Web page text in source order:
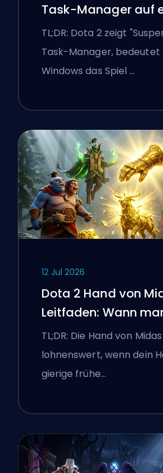
Task-Manager auf
Windows-Laptop
ist
TL;DR: Dota 2 zeigt
Task-Manager, bedeutet
Windows das Spiel …
12 Jul 2026
Dota 2 Hand von
Leitfaden: Wann
kaufen sollte
TL;DR: Die Hand von
lohnenswert, wenn dein
gierige frühe…